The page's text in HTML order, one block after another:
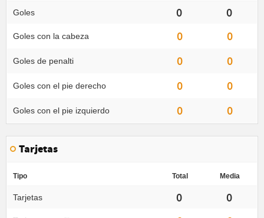
Goles 0 0
Goles con la cabeza 0 0
Goles de penalti 0 0
Goles con el pie derecho 0 0
Goles con el pie izquierdo 0 0
Tarjetas
Tipo Total Media
Tarjetas 0 0